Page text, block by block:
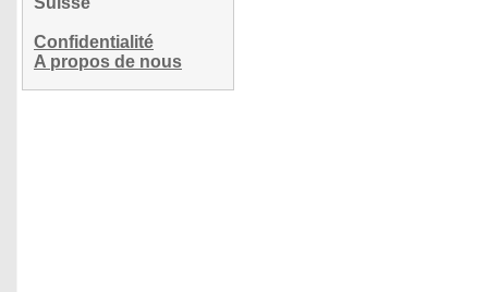
Confidentialité
A propos de nous